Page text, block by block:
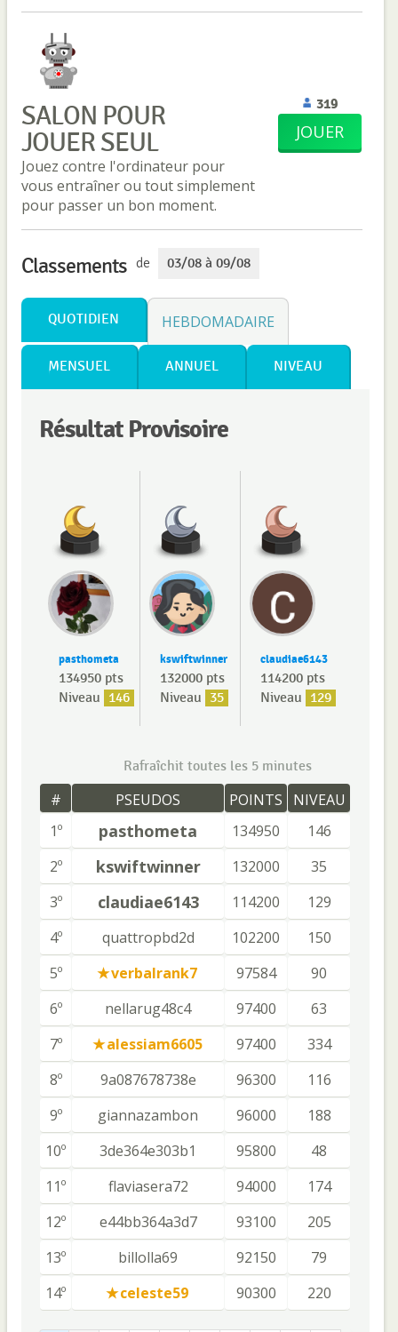
SALON POUR
JOUER SEUL
Jouez contre l'ordinateur pour
vous entraîner ou tout simplement
pour passer un bon moment.
319
JOUER
Classements de 03/08 à 09/08
QUOTIDIEN HEBDOMADAIRE
MENSUEL ANNUEL NIVEAU
Résultat Provisoire
pasthometa
134950 pts
Niveau 146
kswiftwinner
132000 pts
Niveau 35
claudiae6143
114200 pts
Niveau 129
Rafraîchit toutes les 5 minutes
# PSEUDOS POINTS
NIVEAU
1º
pasthometa 134950
146
2º
kswiftwinner 132000
35
3º
claudiae6143 114200
129
4º
quattropbd2d 102200
150
5º
verbalrank7 97584
90
6º
nellarug48c4 97400
63
7º
alessiam6605 97400
334
8º
9a087678738e 96300
116
9º
giannazambon 96000
188
10º
3de364e303b1 95800
48
11º
flaviasera72 94000
174
12º
e44bb364a3d7 93100
205
13º
billolla69 92150
79
14º
celeste59 90300 220